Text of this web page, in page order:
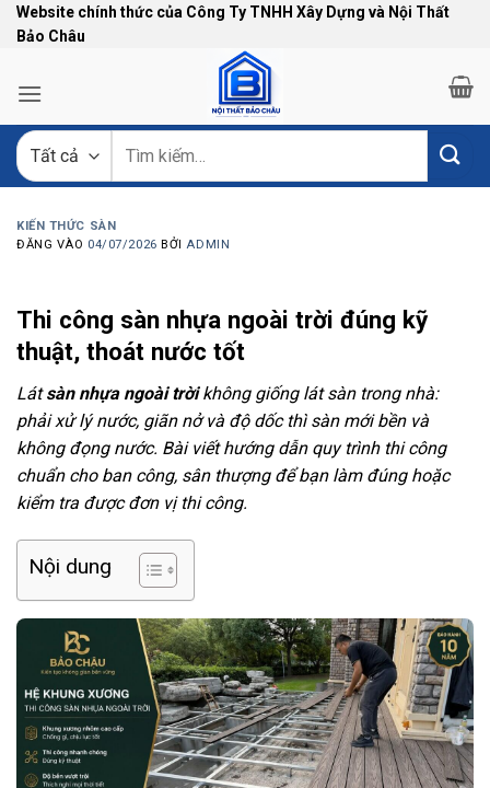
Bỏ
qua
dung
Website chính thức của Công Ty TNHH Xây Dựng và Nội Thất
Bảo Châu
kiếm:
KIẾN THỨC SÀN
ĐĂNG VÀO 04/07/2026 BỞIADMIN
Thi công sàn nhựa ngoài trời đúng kỹ
thuật, thoát nước tốt
Látsàn nhựa ngoài trờikhông giống lát sàn trong nhà:
phải xử lý nước, giãn nở và độ dốc thì sàn mới bền và
không đọng nước. Bài viết hướng dẫn quy trình thi công
chuẩn cho ban công, sân thượng để bạn làm đúng hoặc
kiểm tra được đơn vị thi công.
Nội dung